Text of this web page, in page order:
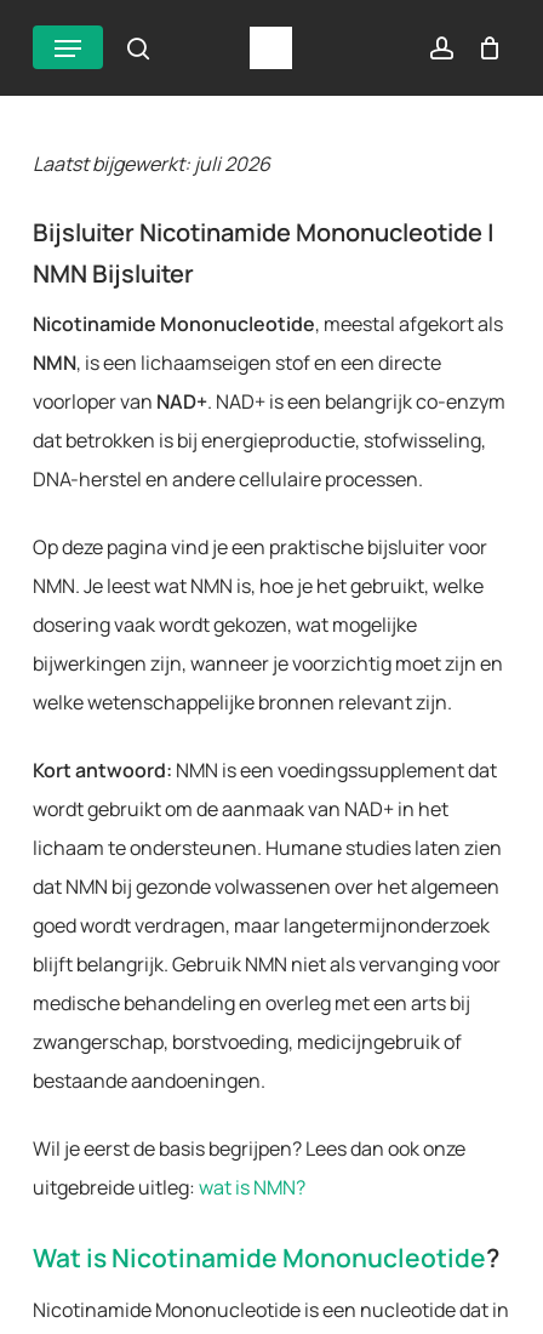
hoofdinhoud
zoek account
Menu
Laatst bijgewerkt: juli 2026
Bijsluiter Nicotinamide Mononucleotide |
NMN Bijsluiter
Nicotinamide Mononucleotide, meestal afgekort als
NMN, is een lichaamseigen stof en een directe
voorloper van NAD+. NAD+ is een belangrijk co-enzym
dat betrokken is bij energieproductie, stofwisseling,
DNA-herstel en andere cellulaire processen.
Op deze pagina vind je een praktische bijsluiter voor
NMN. Je leest wat NMN is, hoe je het gebruikt, welke
dosering vaak wordt gekozen, wat mogelijke
bijwerkingen zijn, wanneer je voorzichtig moet zijn en
welke wetenschappelijke bronnen relevant zijn.
Kort antwoord: NMN is een voedingssupplement dat
wordt gebruikt om de aanmaak van NAD+ in het
lichaam te ondersteunen. Humane studies laten zien
dat NMN bij gezonde volwassenen over het algemeen
goed wordt verdragen, maar langetermijnonderzoek
blijft belangrijk. Gebruik NMN niet als vervanging voor
medische behandeling en overleg met een arts bij
zwangerschap, borstvoeding, medicijngebruik of
bestaande aandoeningen.
Wil je eerst de basis begrijpen? Lees dan ook onze
uitgebreide uitleg:wat is NMN?
Wat is Nicotinamide Mononucleotide?
Nicotinamide Mononucleotide is een nucleotide dat in